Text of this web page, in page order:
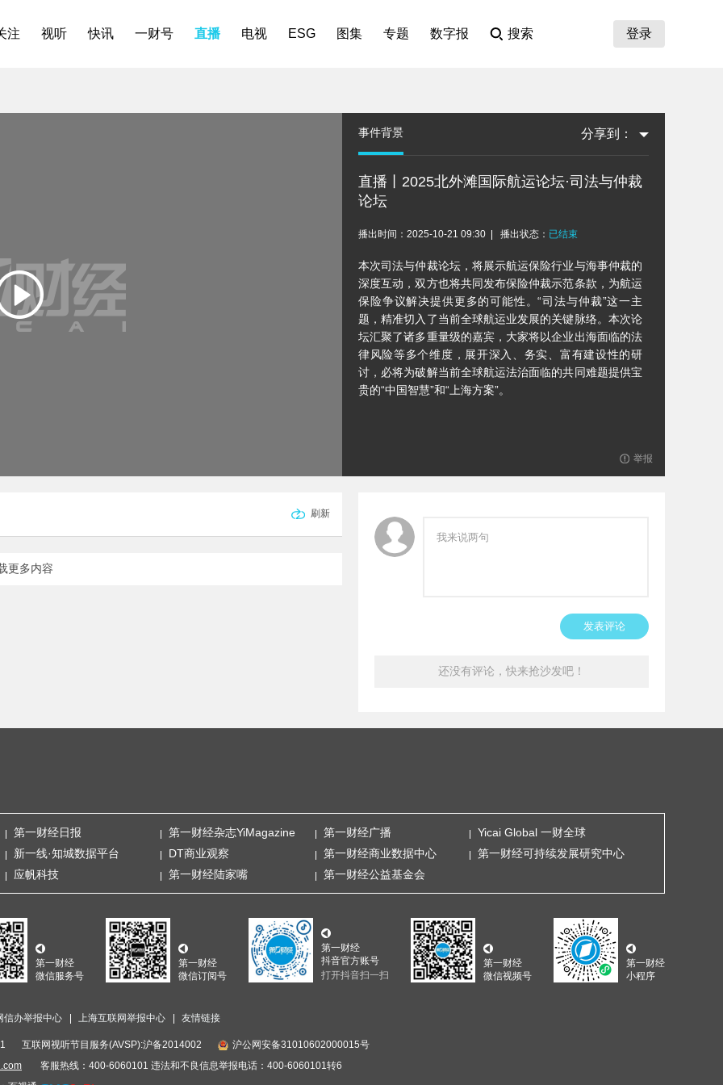
注 视听 快讯 一财号 直播 电视 ESG 图集 专题 数字报 搜索 登录
分享到：
事件背景
直播丨2025北外滩国际航运论坛·司法与仲裁
论坛
播出时间：2025-10-21 09:30 播出状态： 已结束
本次司法与仲裁论坛，将展示航运保险行业与海事仲裁的
深度互动，双方也将共同发布保险仲裁示范条款，为航运
保险争议解决提供更多的可能性。“司法与仲裁”这一主
题，精准切入了当前全球航运业发展的关键脉络。本次论
坛汇聚了诸多重量级的嘉宾，大家将以企业出海面临的法
律风险等多个维度，展开深入、务实、富有建设性的研
讨，必将为破解当前全球航运法治面临的共同难题提供宝
贵的“中国智慧”和“上海方案”。
举报
刷新
更多内容
发表评论
还没有评论，快来抢沙发吧！
第一财经日报 第一财经杂志YiMagazine 第一财经广播
Yicai Global 一财全球
新一线·知城数据平台 DT商业观察 第一财经商业数据中心
第一财经可持续发展研究中心
应帆科技 第一财经陆家嘴 第一财经公益基金会
第一财经
微信服务号
第一财经
微信订阅号
第一财经
抖音官方账号
打开抖音扫一扫
第一财经
微信视频号
第一财经
小程序
信办举报中心 上海互联网举报中心 友情链接
互联网视听节目服务(AVSP):沪备2014002
沪公网安备31010602000015号
客服热线：400-6060101 违法和不良信息举报电话：400-6060101转6